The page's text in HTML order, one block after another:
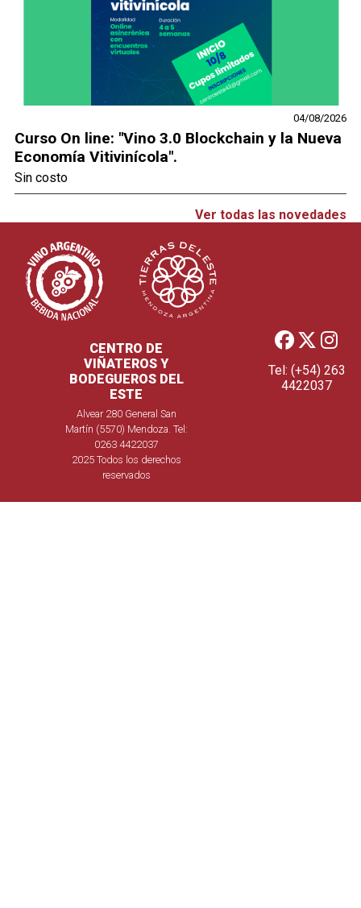
04/08/2026
Curso On line: "Vino 3.0 Blockchain y la Nueva
Economía Vitivinícola".
Sin costo
Ver todas las novedades
CENTRO DE
VIÑATEROS Y
BODEGUEROS DEL
ESTE
Alvear 280 General San
Martín (5570) Mendoza. Tel:
0263 4422037
2025 Todos los derechos
reservados
Tel: (+54) 263
4422037